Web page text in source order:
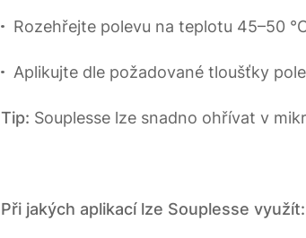
Rozehřejte polevu na teplotu 45–50
Aplikujte dle požadované tloušťky
Tip: Souplesse lze snadno ohřívat v
Při jakých aplikací lze Souplesse využít: